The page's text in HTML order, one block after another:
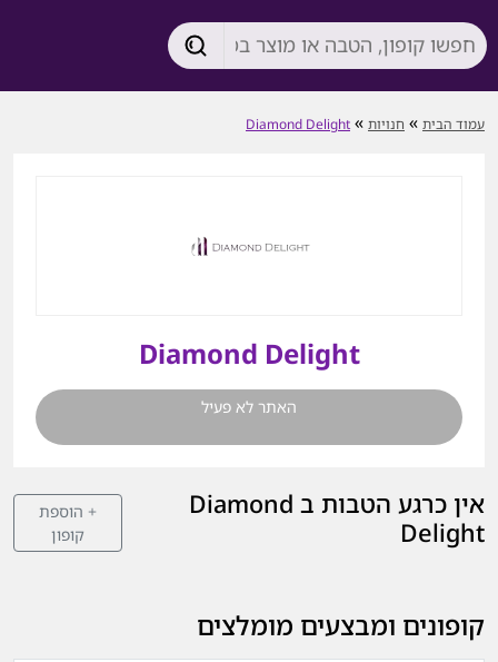
עמוד הבית » חנויות »
Diamond Delight
Diamond Delight
האתר לא פעיל
אין כרגע הטבות ב Diamond
Delight
+ הוספת
קופון
קופונים ומבצעים מומלצים